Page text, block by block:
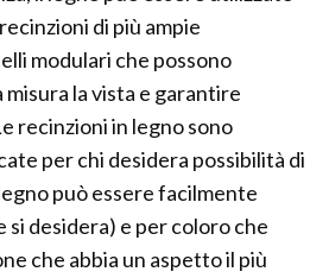
di più ampie
modulari che possono
la vista e garantire
recinzioni in legno sono
per chi desidera possibilità di
può essere facilmente
si desidera) e per coloro che
che abbia un aspetto il più